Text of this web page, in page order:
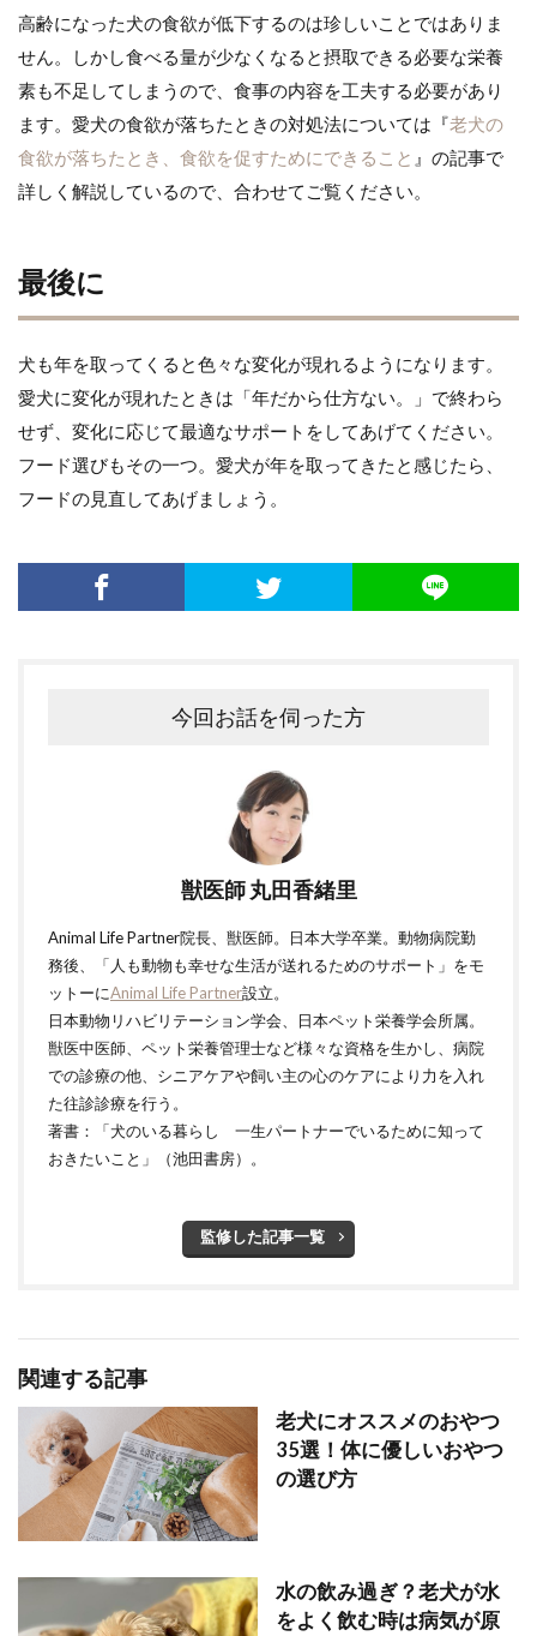
高齢になった犬の食欲が低下するのは珍しいことではありま
せん。しかし食べる量が少なくなると摂取できる必要な栄養
素も不足してしまうので、食事の内容を工夫する必要があり
ます。愛犬の食欲が落ちたときの対処法については『老犬の
食欲が落ちたとき、食欲を促すためにできること 』の記事で
詳しく解説しているので、合わせてご覧ください。
最後に
犬も年を取ってくると色々な変化が現れるようになります。
愛犬に変化が現れたときは「年だから仕方ない。」で終わら
せず、変化に応じて最適なサポートをしてあげてください。
フード選びもその一つ。愛犬が年を取ってきたと感じたら、
フードの見直してあげましょう。
今回お話を伺った方
獣医師 丸田香緒里
Animal Life Partner院長、獣医師。日本大学卒業。動物病院勤
務後、「人も動物も幸せな生活が送れるためのサポート」をモ
ットーにAnimal Life Partner設立。
日本動物リハビリテーション学会、日本ペット栄養学会所属。
獣医中医師、ペット栄養管理士など様々な資格を生かし、病院
での診療の他、シニアケアや飼い主の心のケアにより力を入れ
た往診診療を行う。
著書：「犬のいる暮らし 一生パートナーでいるために知って
おきたいこと」（池田書房）。
監修した記事一覧
関連する記事
老犬にオススメのおやつ
35選！体に優しいおやつ
の選び方
水の飲み過ぎ？老犬が水
をよく飲む時は病気が原